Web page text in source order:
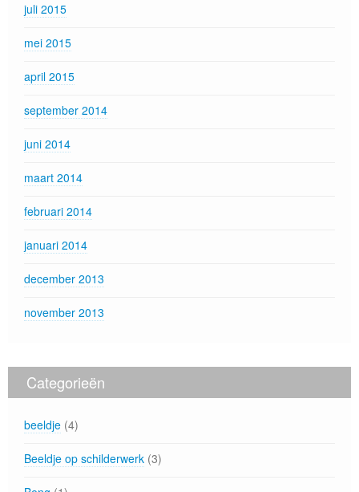
juli 2015
mei 2015
april 2015
september 2014
juni 2014
maart 2014
februari 2014
januari 2014
december 2013
november 2013
Categorieën
beeldje (4)
Beeldje op schilderwerk (3)